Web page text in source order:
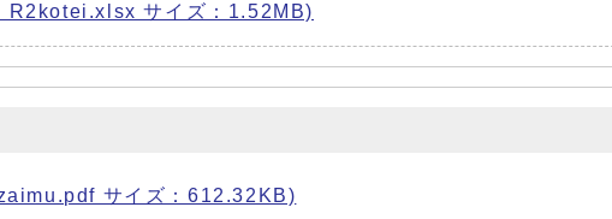
R2kotei.xlsx サイズ：1.52MB)
サイズ：612.32KB)